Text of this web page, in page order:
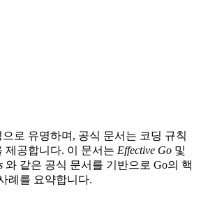
로 유명하며, 공식 문서는 코딩 규칙
제공합니다. 이 문서는 Effective Go 및
와 같은 공식 문서를 기반으로 Go의 핵
례를 요약합니다.